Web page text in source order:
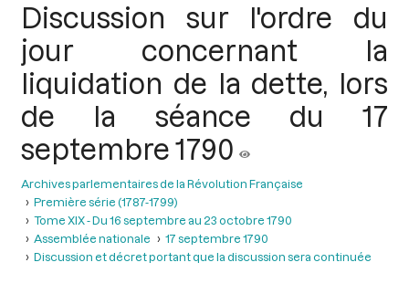
Discussion sur l'ordre du
jour concernant la
liquidation de la dette, lors
de la séance du 17
septembre 1790
Archives parlementaires de la Révolution Française
Première série (1787-1799)
Tome XIX - Du 16 septembre au 23 octobre 1790
Assemblée nationale
17 septembre 1790
Discussion et décret portant que la discussion sera continuée